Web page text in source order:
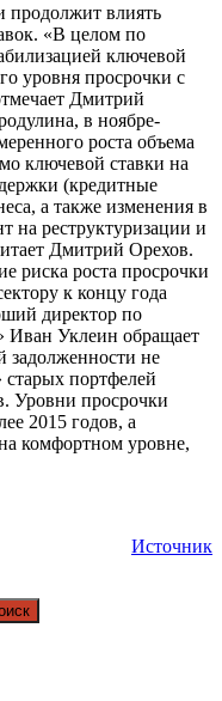
влиять
«В целом по
ключевой
уровня просрочки с
Дмитрий
в ноябре-
роста объема
ключевой ставки на
(кредитные
а также изменения в
на реструктуризации и
Дмитрий Орехов.
риска роста просрочки
к концу года
директор по
Иван Уклеин обращает
задолженности не
старых портфелей
Уровни просрочки
2015 годов, а
комфортном уровне,
Источник